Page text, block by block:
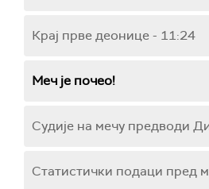
Крај прве деонице - 11:24
Меч је почео!
Судије на мечу предводи
Статистички подаци пред